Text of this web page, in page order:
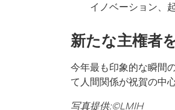
イノベーション、
新たな主権者
今年最も印象的な瞬間
て人間関係が祝賀の中
写真提供:©LMIH